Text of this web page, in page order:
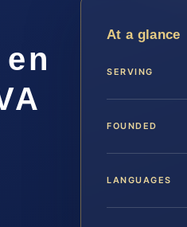
At a glance
SERVING
FOUNDED
LANGUAGES